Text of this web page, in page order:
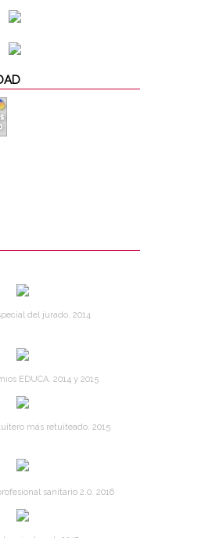
del jurado. 2014
EDUCA. 2014 y 2015
más retuiteado. 2015
sanitario 2.0. 2016